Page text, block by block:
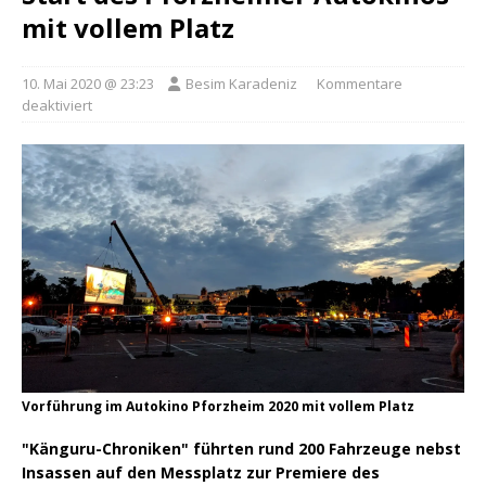
mit vollem Platz
10. Mai 2020 @ 23:23 Besim Karadeniz
Kommentare
deaktiviert
Vorführung im Autokino Pforzheim 2020 mit vollem Platz
"Känguru-Chroniken" führten rund 200 Fahrzeuge nebst
Insassen auf den Messplatz zur Premiere des